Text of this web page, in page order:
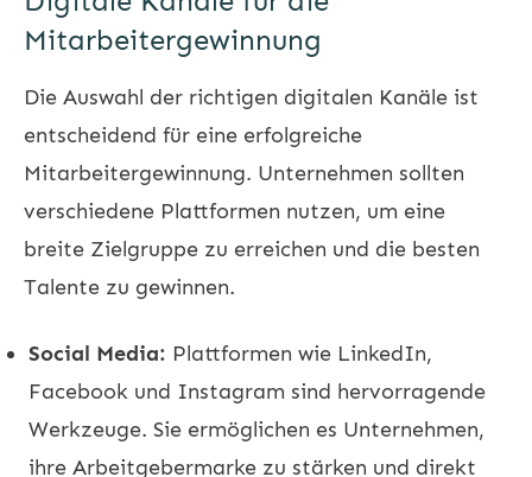
Mitarbeitergewinnung
Die Auswahl der richtigen digitalen Kanäle ist
entscheidend für eine erfolgreiche
Mitarbeitergewinnung. Unternehmen sollten
verschiedene Plattformen nutzen, um eine
breite Zielgruppe zu erreichen und die besten
Talente zu gewinnen.
Social Media: Plattformen wie LinkedIn,
Facebook und Instagram sind hervorragende
Werkzeuge. Sie ermöglichen es Unternehmen,
ihre Arbeitgebermarke zu stärken und direkt